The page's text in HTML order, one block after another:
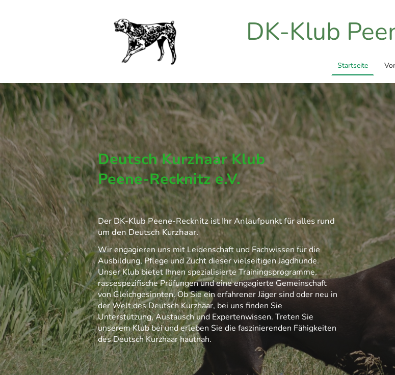
DK-Klub
Startseite
Deutsch Kurzhaar Klub
Peene-Recknitz e.V.
Der DK-Klub Peene-Recknitz ist Ihr Anlaufpunkt für alles rund
um den Deutsch Kurzhaar.
Wir engagieren uns mit Leidenschaft und Fachwissen für die
Ausbildung, Pflege und Zucht dieser vielseitigen Jagdhunde.
Unser Klub bietet Ihnen spezialisierte Trainingsprogramme,
rassespezifische Prüfungen und eine engagierte Gemeinschaft
von Gleichgesinnten. Ob Sie ein erfahrener Jäger sind oder neu in
der Welt des Deutsch Kurzhaar, bei uns finden Sie
Unterstützung, Austausch und Expertenwissen. Treten Sie
unserem Klub bei und erleben Sie die faszinierenden Fähigkeiten
des Deutsch Kurzhaar hautnah.